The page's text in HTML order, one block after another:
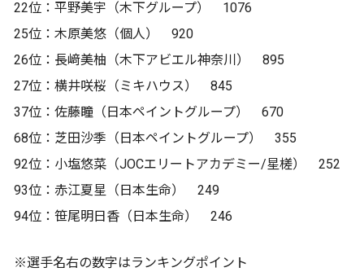
22位：平野美宇（木下グループ） 1076
25位：木原美悠（個人） 920
26位：長﨑美柚（木下アビエル神奈川） 895
27位：横井咲桜（ミキハウス） 845
37位：佐藤瞳（日本ペイントグループ） 670
68位：芝田沙季（日本ペイントグループ） 355
92位：小塩悠菜（JOCエリートアカデミー/星槎） 252
93位：赤江夏星（日本生命） 249
94位：笹尾明日香（日本生命） 246
※選手名右の数字はランキングポイント